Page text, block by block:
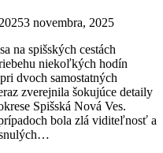
3 novembra, 2025
na spišských cestách
niekoľkých hodín
dvoch samostatných
zverejnila šokujúce detaily
Spišská Nová Ves.
bola zlá viditeľnosť a